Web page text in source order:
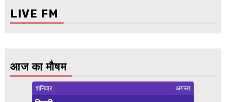
LIVE FM
आज का मौषम
शनिवार अगस्त